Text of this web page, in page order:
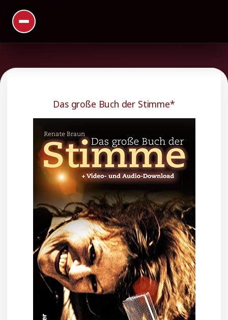
Das große Buch der Stimme*